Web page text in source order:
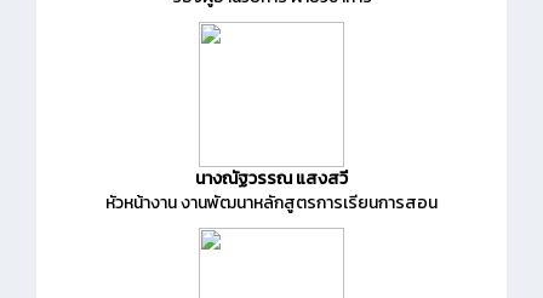
นางณัฐวรรณ แสงสวี
หัวหน้างาน งานพัฒนาหลักสูตรการเรียนการสอน